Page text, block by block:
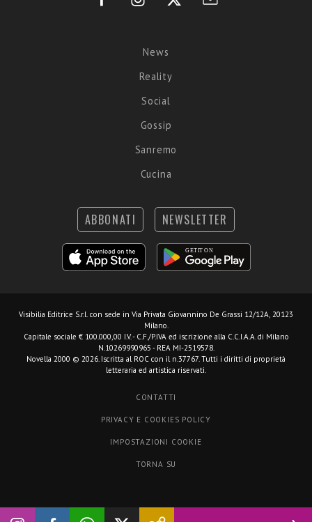
News
Reality
Social
Gossip
Sanremo
Cucina
ABBONATI NEWSLETTER
Visibilia Editrice S.r.l. con sede in Via Privata Giovannino De Grassi 12/12A, 20123
Milano.
Capitale sociale € 100.000,00 I.V. - C.F./P.IVA ed iscrizione alla C.C.I.A.A. di Milano
N.10269990965 - REA MI-2519578.
Novella 2000 © 2026. Iscritta al ROC con il n.37767. Tutti i diritti di proprietà
letteraria ed artistica riservati.
CONTATTI
PRIVACY E COOKIES POLICY
IMPOSTAZIONI COOKIE
TORNA SU